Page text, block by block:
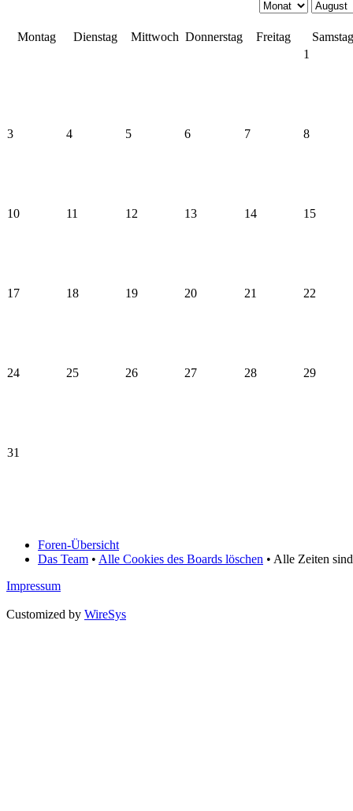
Montag Dienstag Mittwoch Donnerstag Freitag
Samstag
1
3 4 5 6 7 8
10 11 12 13 14 15
17 18 19 20 21 22
24 25 26 27 28 29
31
Foren-Übersicht
Das Team • Alle Cookies des Boards löschen • Alle Zeiten
Impressum
Customized by WireSys